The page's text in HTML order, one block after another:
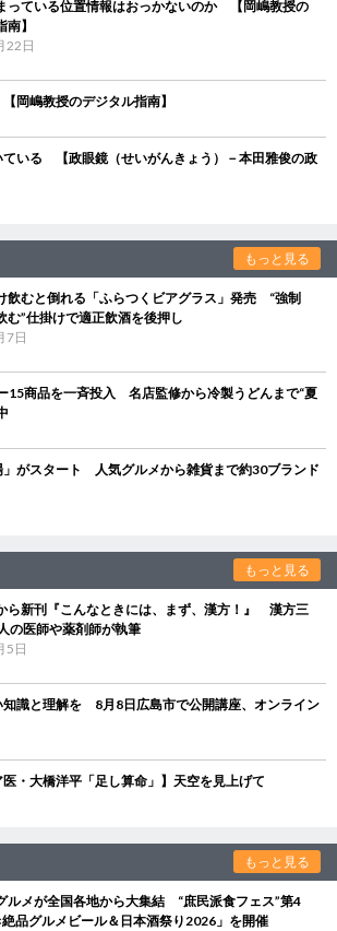
っている位置情報はおっかないのか 【岡嶋教授の
】
22日
岡嶋教授のデジタル指南】
ている 【政眼鏡（せいがんきょう）－本田雅俊の政
もっと見る
飲むと倒れる「ふらつくビアグラス」発売 “強制
む”仕掛けで適正飲酒を後押し
7日
15商品を一斉投入 名店監修から冷製うどんまで“夏
」がスタート 人気グルメから雑貨まで約30ブランド
もっと見る
ら新刊『こんなときには、まず、漢方！』 漢方三
の医師や薬剤師が執筆
5日
知識と理解を 8月8日広島市で公開講座、オンライン
医・大橋洋平「足し算命」】天空を見上げて
もっと見る
ルメが全国各地から大集結 “庶民派食フェス”第4
品グルメビール＆日本酒祭り2026」を開催